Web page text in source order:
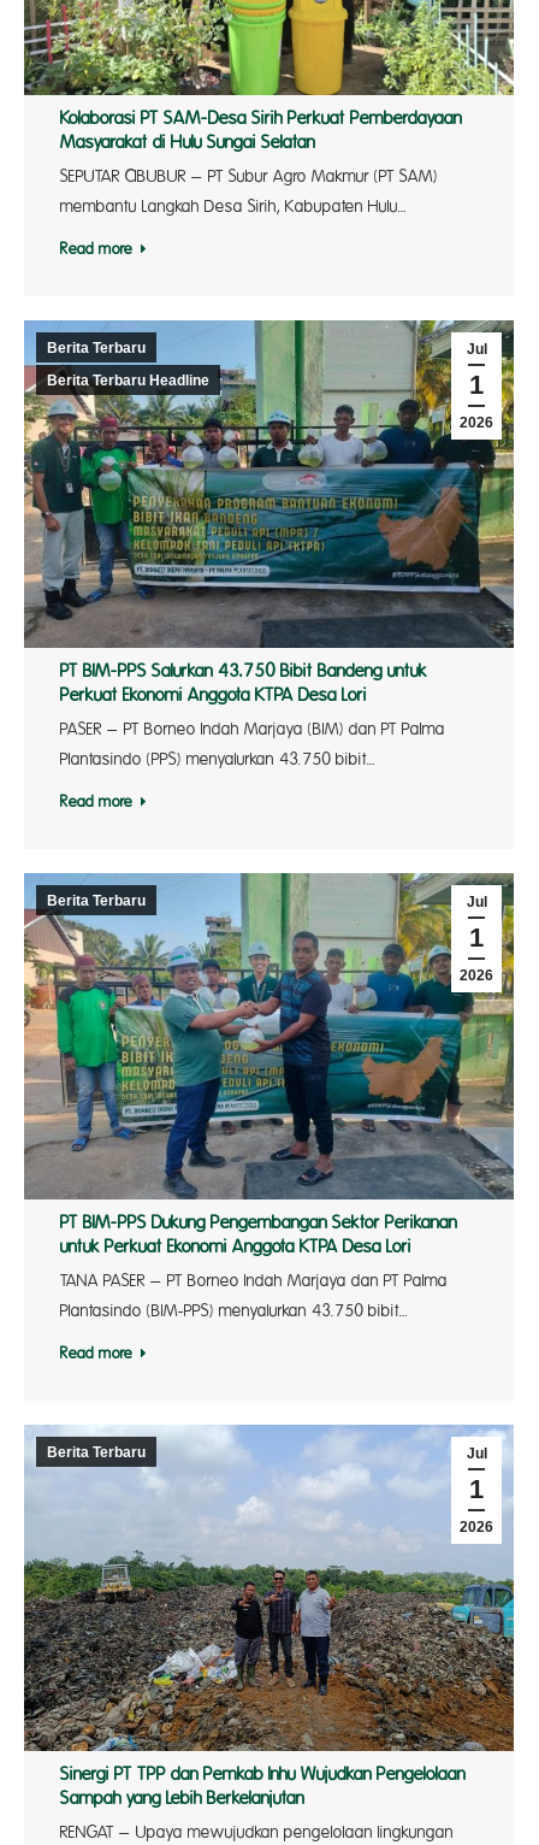
Kolaborasi PT SAM-Desa Sirih Perkuat Pemberdayaan
Masyarakat di Hulu Sungai Selatan
SEPUTAR CIBUBUR – PT Subur Agro Makmur (PT SAM)
membantu Langkah Desa Sirih, Kabupaten Hulu…
Read more
Jul
1
2026
Berita Terbaru
Berita Terbaru Headline
PT BIM-PPS Salurkan 43.750 Bibit Bandeng untuk
Perkuat Ekonomi Anggota KTPA Desa Lori
‎PASER – PT Borneo Indah Marjaya (BIM) dan PT Palma
Plantasindo (PPS) menyalurkan 43.750 bibit…
Read more
Jul
1
2026
Berita Terbaru
PT BIM-PPS Dukung Pengembangan Sektor Perikanan
untuk Perkuat Ekonomi Anggota KTPA Desa Lori
TANA PASER – PT Borneo Indah Marjaya dan PT Palma
Plantasindo (BIM-PPS) menyalurkan 43.750 bibit…
Read more
Jul
1
2026
Berita Terbaru
Sinergi PT TPP dan Pemkab Inhu Wujudkan Pengelolaan
Sampah yang Lebih Berkelanjutan
RENGAT – Upaya mewujudkan pengelolaan lingkungan